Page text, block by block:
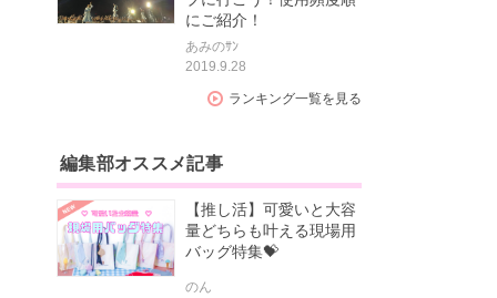
にご紹介！
あみのｻﾝ
2019.9.28
ランキング一覧を見る
編集部オススメ記事
【推し活】可愛いと大容
量どちらも叶える現場用
バッグ特集💝
のん